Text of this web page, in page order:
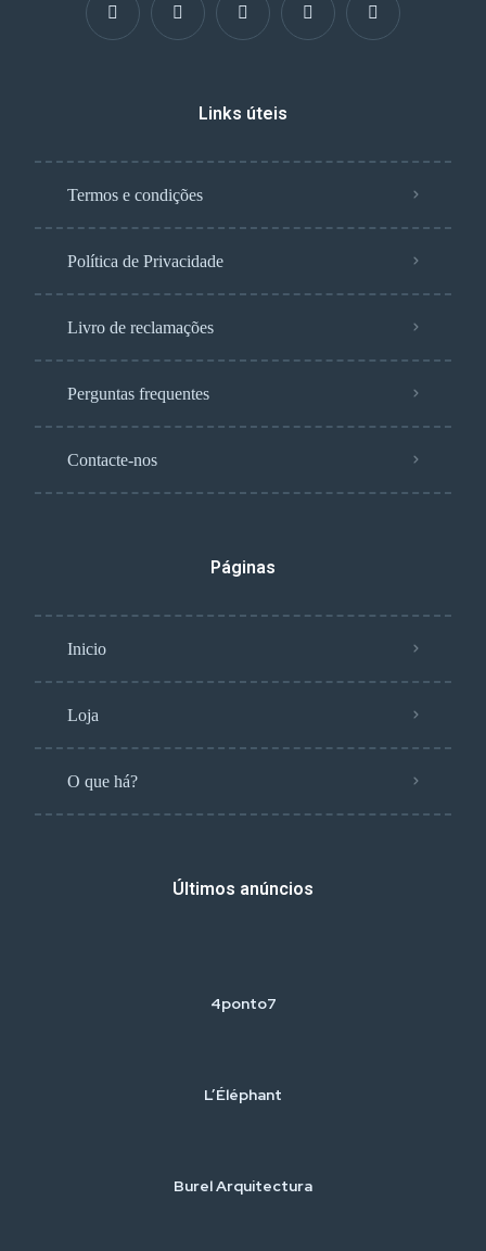
Links úteis
Termos e condições
Política de Privacidade
Livro de reclamações
Perguntas frequentes
Contacte-nos
Páginas
Inicio
Loja
O que há?
Últimos anúncios
4ponto7
L’Éléphant
Burel Arquitectura